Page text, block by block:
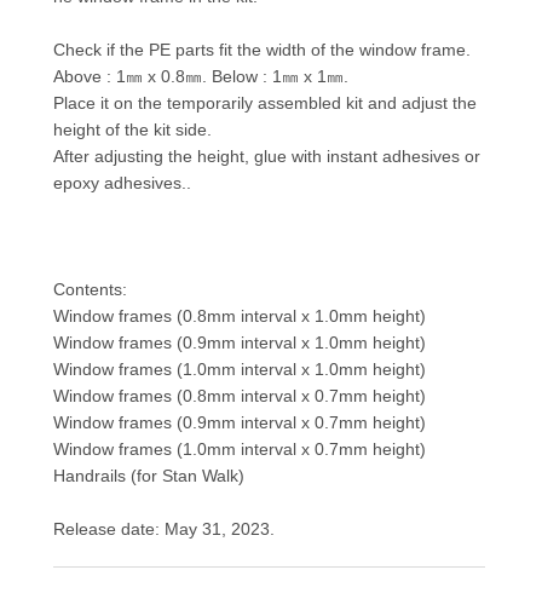
Check if the PE parts fit the width of the window frame.
Above : 1㎜ x 0.8㎜. Below : 1㎜ x 1㎜.
Place it on the temporarily assembled kit and adjust the
height of the kit side.
After adjusting the height, glue with instant adhesives or
epoxy adhesives..
Contents:
Window frames (0.8mm interval x 1.0mm height)
Window frames (0.9mm interval x 1.0mm height)
Window frames (1.0mm interval x 1.0mm height)
Window frames (0.8mm interval x 0.7mm height)
Window frames (0.9mm interval x 0.7mm height)
Window frames (1.0mm interval x 0.7mm height)
Handrails (for Stan Walk)
Release date: May 31, 2023.